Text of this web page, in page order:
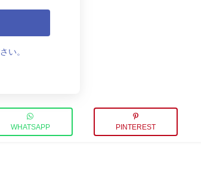
い。
WHATSAPP PINTEREST